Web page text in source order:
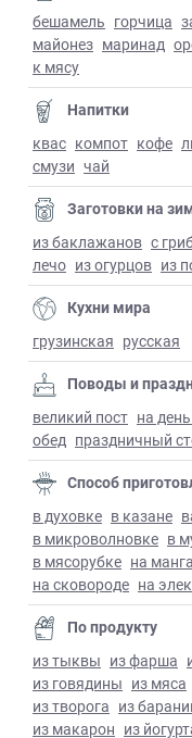
бешамель горчица
майонез маринад
к мясу
Напитки
квас компот кофе
смузи чай
Заготовки на
из баклажанов с
лечо из огурцов из
Кухни мира
грузинская русская
Поводы и
великий пост на
обед праздничный
Способ
в духовке в казане
в микроволновке в
в мясорубке на
на сковороде на
По продукту
из тыквы из фарша
из говядины из мяса
из творога из
из макарон из